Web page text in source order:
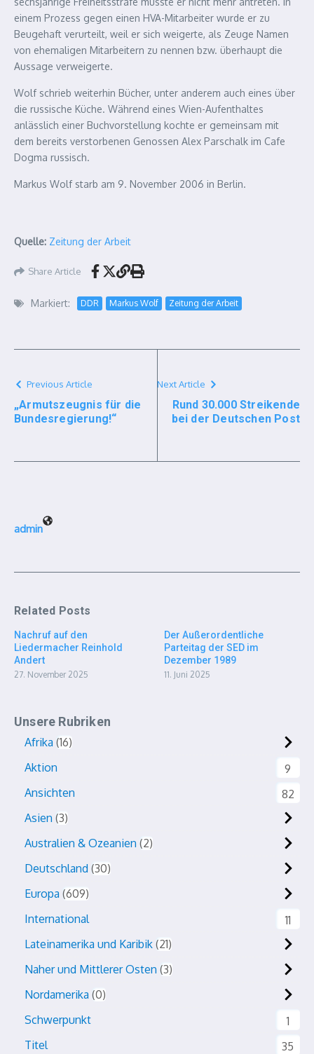
einem Prozess gegen einen HVA-Mitarbeiter wurde er zu
Beugehaft verurteilt, weil er sich weigerte, als Zeuge Namen
von ehemaligen Mitarbeitern zu nennen bzw. überhaupt die
Aussage verweigerte.
Wolf schrieb weiterhin Bücher, unter anderem auch eines über
die russische Küche. Während eines Wien-Aufenthaltes
anlässlich einer Buchvorstellung kochte er gemeinsam mit
dem bereits verstorbenen Genossen Alex Parschalk im Cafe
Dogma russisch.
Markus Wolf starb am 9. November 2006 in Berlin.
Quelle: Zeitung der Arbeit
Share Article
Markiert: DDR Markus Wolf Zeitung der Arbeit
Previous Article
„Armutszeugnis für die
Bundesregierung!“
Next Article
Rund 30.000 Streikende
bei der Deutschen Post
admin
Related Posts
Nachruf auf den
Liedermacher Reinhold
Andert
27. November 2025
Der Außerordentliche
Parteitag der SED im
Dezember 1989
11. Juni 2025
Unsere Rubriken
Afrika 16
Aktion
9
Ansichten
82
Asien 3
Australien & Ozeanien 2
Deutschland 30
Europa 609
International
11
Lateinamerika und Karibik 21
Naher und Mittlerer Osten 3
Nordamerika 0
Schwerpunkt
1
Titel
35